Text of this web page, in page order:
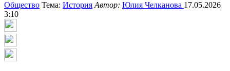
Общество Тема: История Автор: Юлия Челканова 17.05.2026
3:10